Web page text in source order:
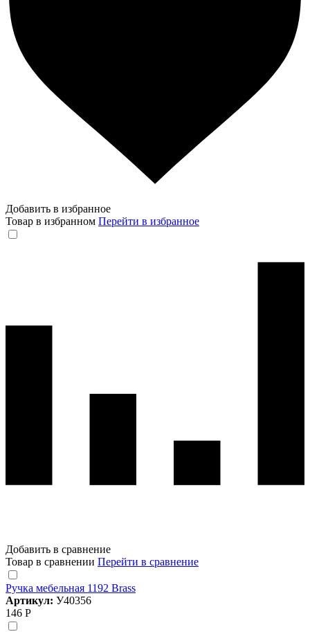
Добавить в избранное
Товар в избранном Перейти в избранное
Добавить в сравнение
Товар в сравнении Перейти в сравнение
Ручка мебельная 1192 Brass
Артикул: У40356
146 Р